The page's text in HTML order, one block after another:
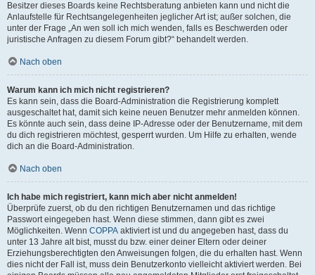
Besitzer dieses Boards keine Rechtsberatung anbieten kann und nicht die
Anlaufstelle für Rechtsangelegenheiten jeglicher Art ist; außer solchen, die
unter der Frage „An wen soll ich mich wenden, falls es Beschwerden oder
juristische Anfragen zu diesem Forum gibt?“ behandelt werden.
Nach oben
Warum kann ich mich nicht registrieren?
Es kann sein, dass die Board-Administration die Registrierung komplett
ausgeschaltet hat, damit sich keine neuen Benutzer mehr anmelden können.
Es könnte auch sein, dass deine IP-Adresse oder der Benutzername, mit dem
du dich registrieren möchtest, gesperrt wurden. Um Hilfe zu erhalten, wende
dich an die Board-Administration.
Nach oben
Ich habe mich registriert, kann mich aber nicht anmelden!
Überprüfe zuerst, ob du den richtigen Benutzernamen und das richtige
Passwort eingegeben hast. Wenn diese stimmen, dann gibt es zwei
Möglichkeiten. Wenn COPPA aktiviert ist und du angegeben hast, dass du
unter 13 Jahre alt bist, musst du bzw. einer deiner Eltern oder deiner
Erziehungsberechtigten den Anweisungen folgen, die du erhalten hast. Wenn
dies nicht der Fall ist, muss dein Benutzerkonto vielleicht aktiviert werden. Bei